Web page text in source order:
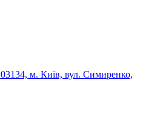
03134, м. Київ, вул. Симиренко,